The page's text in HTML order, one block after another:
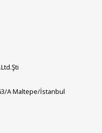
A Maltepe/İstanbul